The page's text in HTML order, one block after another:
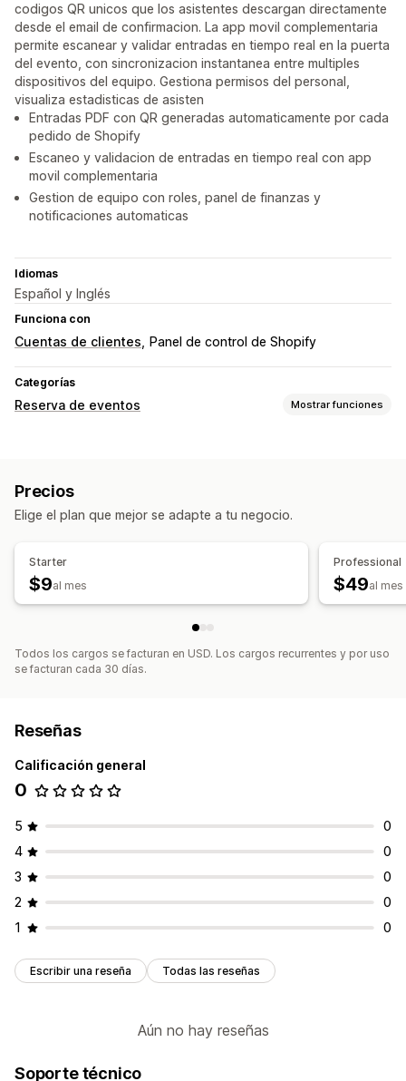
codigos QR unicos que los asistentes descargan directamente
desde el email de confirmacion. La app movil complementaria
permite escanear y validar entradas en tiempo real en la puerta
del evento, con sincronizacion instantanea entre multiples
dispositivos del equipo. Gestiona permisos del personal,
visualiza estadisticas de asisten
Entradas PDF con QR generadas automaticamente por cada
pedido de Shopify
Escaneo y validacion de entradas en tiempo real con app
movil complementaria
Gestion de equipo con roles, panel de finanzas y
notificaciones automaticas
Idiomas
Español y Inglés
Funciona con
Cuentas de clientes Panel de control de Shopify
Categorías
Reserva de eventos Mostrar funciones
Notificaciones de correo electrónico
Personalización
Formularios personalizados
Notificaciones personalizadas
Precios
Elige el plan que mejor se adapte a tu negocio.
Starter
$9al mes
Professional
$49al mes
Todos los cargos se facturan en USD. Los cargos recurrentes y por uso
se facturan cada 30 días.
Reseñas
Calificación general
0
5
0
4
0
3
0
2
0
1
0
Escribir una reseña Todas las reseñas
Aún no hay reseñas
Soporte técnico